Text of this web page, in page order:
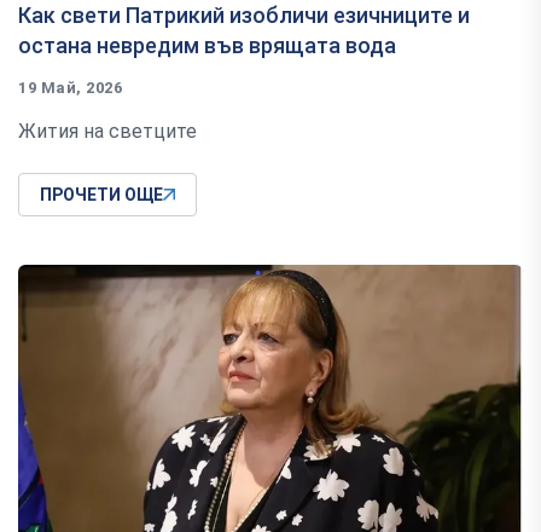
Как свети Патрикий изобличи езичниците и
остана невредим във врящата вода
19 Май, 2026
Жития на светците
ПРОЧЕТИ ОЩЕ